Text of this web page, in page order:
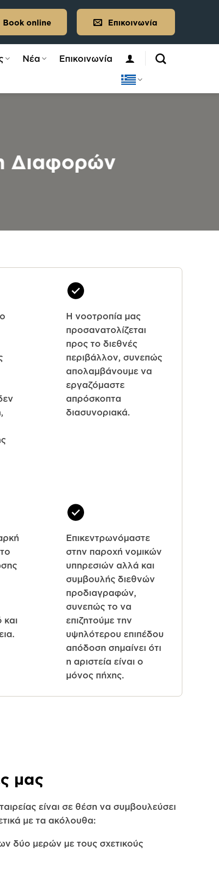
Book online Επικοινωνία
Νέα Επικοινωνία
Διαφορών
Η νοοτροπία μας
προσανατολίζεται
προς το διεθνές
περιβάλλον, συνεπώς
απολαμβάνουμε να
εργαζόμαστε
απρόσκοπτα
διασυνοριακά.
Επικεντρωνόμαστε
στην παροχή νομικών
υπηρεσιών αλλά και
συμβουλής διεθνών
προδιαγραφών,
συνεπώς το να
επιζητούμε την
υψηλότερου επιπέδου
απόδοση σημαίνει ότι
η αριστεία είναι ο
μόνος πήχης.
μας
είναι σε θέση να συμβουλεύσει
με τα ακόλουθα:
δύο μερών με τους σχετικούς